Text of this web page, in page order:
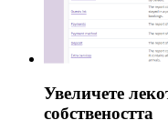
Увеличете
собствеността